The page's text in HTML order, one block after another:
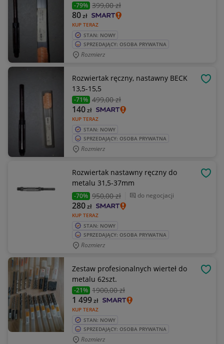
-79% 399,00 zł
KUP TERAZ
80zł
STAN: NOWY
SPRZEDAJĄCY: OSOBA PRYWATNA
Rozmierz
Rozwiertak ręczny, nastawny BECK
13,5-15,5
-71% 499,00 zł
KUP TERAZ
140zł
STAN: NOWY
SPRZEDAJĄCY: OSOBA PRYWATNA
Rozmierz
Rozwiertak nastawny ręczny do
metalu 31,5-37mm
-70% 950,00 zł do negocjacji
KUP TERAZ
280zł
STAN: NOWY
SPRZEDAJĄCY: OSOBA PRYWATNA
Rozmierz
Zestaw profesionalnych wierteł do
metalu 62szt.
-21% 1900,00 zł
KUP TERAZ
1 499zł
STAN: NOWY
SPRZEDAJĄCY: OSOBA PRYWATNA
Rozmierz